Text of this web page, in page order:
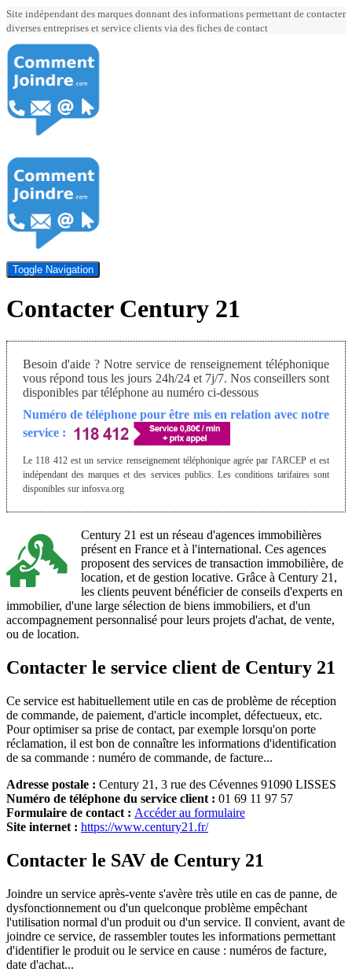
Site indépendant des marques donnant des informations permettant de contacter
diverses entreprises et service clients via des fiches de contact
Toggle Navigation
Contacter Century 21
Besoin d'aide ? Notre service de renseignement téléphonique
vous répond tous les jours 24h/24 et 7j/7. Nos conseillers sont
disponibles par téléphone au numéro ci-dessous
Numéro de téléphone pour être mis en relation avec notre
service :
Le 118 412 est un service renseignement téléphonique agrée par l'ARCEP et est
indépendant des marques et des services publics. Les conditions tarifaires sont
disponibles sur infosva.org
Century 21 est un réseau d'agences immobilières
présent en France et à l'international. Ces agences
proposent des services de transaction immobilière, de
location, et de gestion locative. Grâce à Century 21,
les clients peuvent bénéficier de conseils d'experts en
immobilier, d'une large sélection de biens immobiliers, et d'un
accompagnement personnalisé pour leurs projets d'achat, de vente,
ou de location.
Contacter le service client de Century 21
Ce service est habituellement utile en cas de problème de réception
de commande, de paiement, d'article incomplet, défectueux, etc.
Pour optimiser sa prise de contact, par exemple lorsqu'on porte
réclamation, il est bon de connaître les informations d'identification
de sa commande : numéro de commande, de facture...
Adresse postale : Century 21, 3 rue des Cévennes 91090 LISSES
Numéro de téléphone du service client : 01 69 11 97 57
Formulaire de contact : Accéder au formulaire
Site internet : https://www.century21.fr/
Contacter le SAV de Century 21
Joindre un service après-vente s'avère très utile en cas de panne, de
dysfonctionnement ou d'un quelconque problème empêchant
l'utilisation normal d'un produit ou d'un service. Il convient, avant de
joindre ce service, de rassembler toutes les informations permettant
d'identifier le produit ou le service en cause : numéros de facture,
date d'achat...